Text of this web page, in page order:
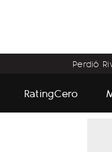
Perdió
RatingCero